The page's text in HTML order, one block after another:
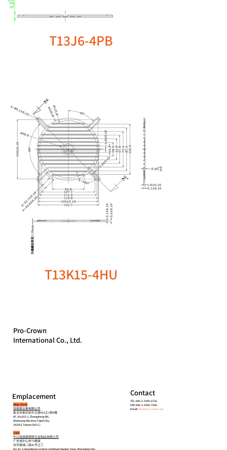
T13J6-4PB
T13K15-4HU
Emplacement
Siège Social
冠德霖企業有限公司
新北市新莊區中正路653之1號8樓
8F., No.653-1, Zhongzheng Rd.,
Xinzhuang Dist.,New Taipei City,
242051 Taiwan (R.O.C.)
Usine
中山冠德霖塑胶五金制品有限公司
广东省中山市小榄镇
东升丽城二路41号之三
No. 41-3, Dongsheng Licheng 2nd Road, Xiaolan Town, Zhongshan City,
Pro-Crown
International Co., Ltd.
Contact
TÉL: 886-2-2906-6726
FAX: 886-2-2906-7266
Email:info@pro-crown.com